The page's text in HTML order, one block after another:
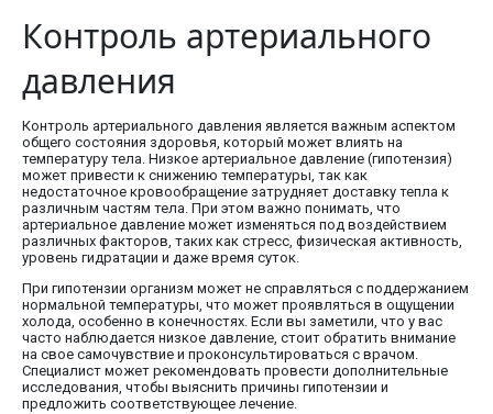
Контроль артериального
давления
Контроль артериального давления является важным аспектом
общего состояния здоровья, который может влиять на
температуру тела. Низкое артериальное давление (гипотензия)
может привести к снижению температуры, так как
недостаточное кровообращение затрудняет доставку тепла к
различным частям тела. При этом важно понимать, что
артериальное давление может изменяться под воздействием
различных факторов, таких как стресс, физическая активность,
уровень гидратации и даже время суток.
При гипотензии организм может не справляться с поддержанием
нормальной температуры, что может проявляться в ощущении
холода, особенно в конечностях. Если вы заметили, что у вас
часто наблюдается низкое давление, стоит обратить внимание
на свое самочувствие и проконсультироваться с врачом.
Специалист может рекомендовать провести дополнительные
исследования, чтобы выяснить причины гипотензии и
предложить соответствующее лечение.